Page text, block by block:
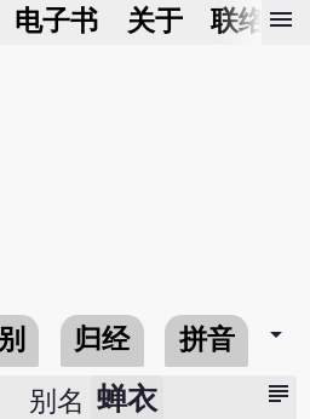
电子书 关于 联络我
menu
归经 拼音 arrow_drop_down
subject
别名 蝉衣